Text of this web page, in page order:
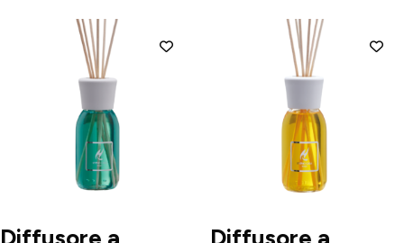
35,00 €
a
45,00 €
da
35,00 €
a
45,00 €